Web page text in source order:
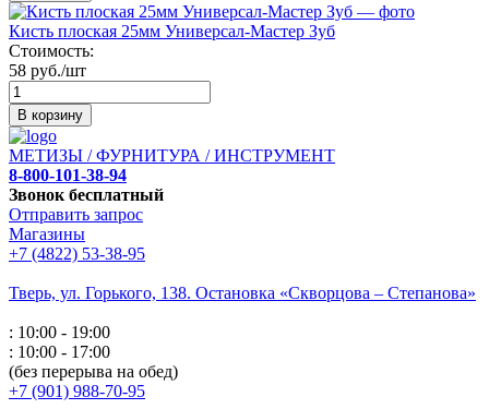
Кисть плоская 25мм Универсал-Мастер Зуб
Стоимость:
58 руб./шт
В корзину
МЕТИЗЫ / ФУРНИТУРА / ИНСТРУМЕНТ
8-800-101-38-94
Звонок бесплатный
Отправить запрос
Магазины
+7 (4822) 53-38-95
Тверь, ул. Горького, 138. Остановка «Скворцова – Степанова»
: 10:00 - 19:00
: 10:00 - 17:00
(без перерыва на обед)
+7 (901) 988-70-95